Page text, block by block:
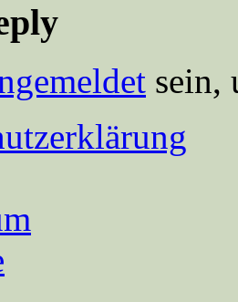
sein,